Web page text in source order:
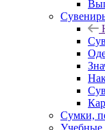
Сумки,
Учебные